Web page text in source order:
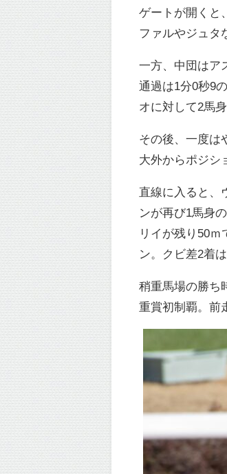
ゲートが開くと
ファルやジュタ
一方、中団はア
通過は1分0秒9
オに対して2馬
その後、一度は
大外からポジシ
直線に入ると、
ンが再び1馬身
リイが残り50
ン。クビ差2着
稍重馬場の勝ち
重賞初制覇。前